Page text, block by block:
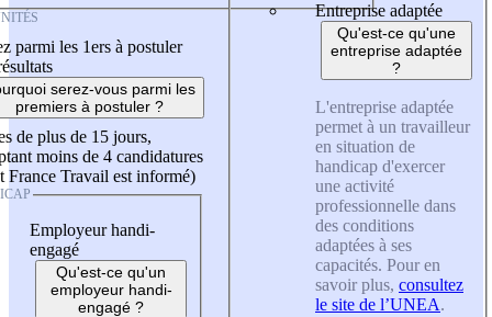
parmi les 1ers à postuler
serez-vous parmi les
premiers à postuler ?
de plus de 15 jours,
moins de 4 candidatures
France Travail est informé)
Employeur handi-
engagé
Qu'est-ce qu'un
employeur handi-
engagé ?
Entreprise adaptée
Qu'est-ce qu'une
entreprise adaptée
?
L'entreprise adaptée
permet à un travailleur
en situation de
handicap d'exercer
une activité
professionnelle dans
des conditions
adaptées à ses
capacités. Pour en
savoir plus, consultez
le site de l’UNEA.